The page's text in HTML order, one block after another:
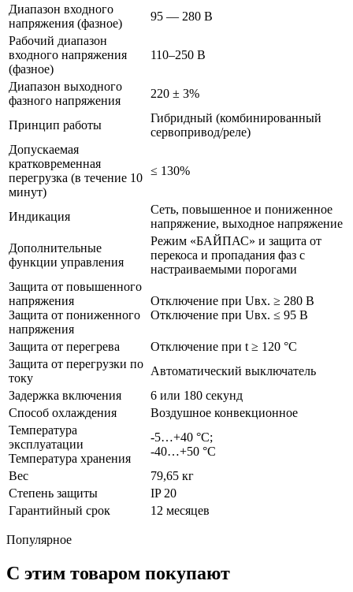
Диапазон входного
напряжения (фазное)
95 — 280 В
Рабочий диапазон
входного напряжения
(фазное)
110–250 В
Диапазон выходного
фазного напряжения
220 ± 3%
Принцип работы
Гибридный (комбинированный
сервопривод/реле)
Допускаемая
кратковременная
перегрузка (в течение 10
минут)
≤ 130%
Индикация
Сеть, повышенное и пониженное
напряжение, выходное напряжение
Дополнительные
функции управления
Режим «БАЙПАС» и защита от
перекоса и пропадания фаз с
настраиваемыми порогами
Защита от повышенного
напряжения
Защита от пониженного
напряжения
Отключение при Uвх. ≥ 280 В
Отключение при Uвх. ≤ 95 В
Защита от перегрева
Отключение при t ≥ 120 °C
Защита от перегрузки по
току
Автоматический выключатель
Задержка включения
6 или 180 секунд
Способ охлаждения
Воздушное конвекционное
Температура
эксплуатации
Температура хранения
-5…+40 °С;
-40…+50 °С
Вес
79,65 кг
Степень защиты
IP 20
Гарантийный срок
12 месяцев
Популярное
С этим товаром покупают